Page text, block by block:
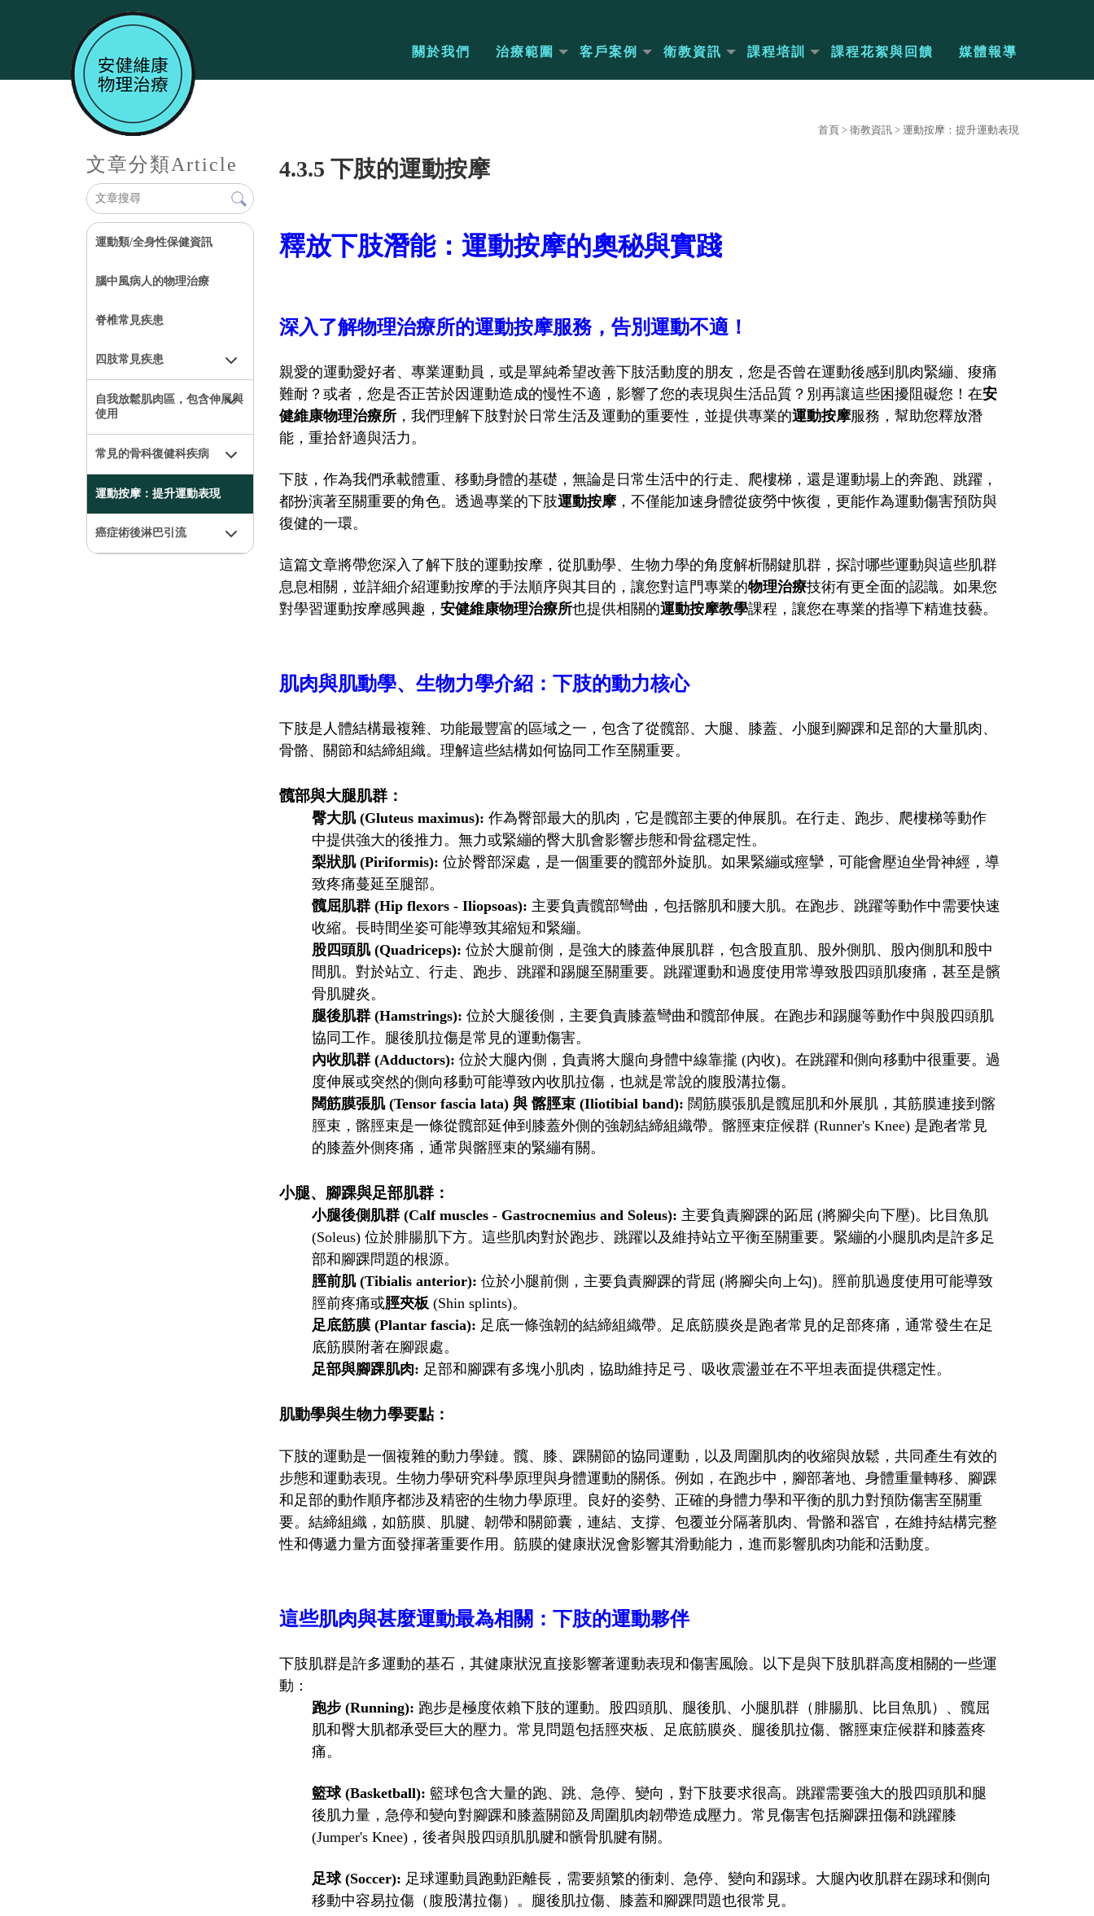
關於我們 治療範圍 客戶案例 衛教資訊 課程培訓 課程花絮與回饋 媒體報導
首頁 > 衛教資訊 > 運動按摩：提升運動表現
文章分類Article
運動類/全身性保健資訊
腦中風病人的物理治療
脊椎常見疾患
四肢常見疾患
自我放鬆肌肉區，包含伸展與
使用
常見的骨科復健科疾病
運動按摩：提升運動表現
癌症術後淋巴引流
4.3.5 下肢的運動按摩
釋放下肢潛能：運動按摩的奧秘與實踐
深入了解物理治療所的運動按摩服務，告別運動不適！
親愛的運動愛好者、專業運動員，或是單純希望改善下肢活動度的朋友，您是否曾在運動後感到肌肉緊繃、痠痛
難耐？或者，您是否正苦於因運動造成的慢性不適，影響了您的表現與生活品質？別再讓這些困擾阻礙您！在安
健維康物理治療所 ，我們理解下肢對於日常生活及運動的重要性，並提供專業的運動按摩服務，幫助您釋放潛
能，重拾舒適與活力。
下肢，作為我們承載體重、移動身體的基礎，無論是日常生活中的行走、爬樓梯，還是運動場上的奔跑、跳躍，
都扮演著至關重要的角色。透過專業的下肢運動按摩，不僅能加速身體從疲勞中恢復，更能作為運動傷害預防與
復健的一環。
這篇文章將帶您深入了解下肢的運動按摩，從肌動學、生物力學的角度解析關鍵肌群，探討哪些運動與這些肌群
息息相關，並詳細介紹運動按摩的手法順序與其目的，讓您對這門專業的物理治療技術有更全面的認識。如果您
對學習運動按摩感興趣， 安健維康物理治療所也提供相關的運動按摩教學課程，讓您在專業的指導下精進技藝。
肌肉與肌動學、生物力學介紹：下肢的動力核心
下肢是人體結構最複雜、功能最豐富的區域之一，包含了從髖部、大腿、膝蓋、小腿到腳踝和足部的大量肌肉、
骨骼、關節和結締組織。理解這些結構如何協同工作至關重要。
髖部與大腿肌群：
臀大肌 (Gluteus maximus): 作為臀部最大的肌肉，它是髖部主要的伸展肌。在行走、跑步、爬樓梯等動作
中提供強大的後推力。無力或緊繃的臀大肌會影響步態和骨盆穩定性。
梨狀肌 (Piriformis): 位於臀部深處，是一個重要的髖部外旋肌。如果緊繃或痙攣，可能會壓迫坐骨神經，導
致疼痛蔓延至腿部。
髖屈肌群 (Hip flexors - Iliopsoas): 主要負責髖部彎曲，包括髂肌和腰大肌。在跑步、跳躍等動作中需要快速
收縮。長時間坐姿可能導致其縮短和緊繃。
股四頭肌 (Quadriceps): 位於大腿前側，是強大的膝蓋伸展肌群，包含股直肌、股外側肌、股內側肌和股中
間肌。對於站立、行走、跑步、跳躍和踢腿至關重要。跳躍運動和過度使用常導致股四頭肌痠痛，甚至是髕
骨肌腱炎。
腿後肌群 (Hamstrings): 位於大腿後側，主要負責膝蓋彎曲和髖部伸展。在跑步和踢腿等動作中與股四頭肌
協同工作。腿後肌拉傷是常見的運動傷害。
內收肌群 (Adductors): 位於大腿內側，負責將大腿向身體中線靠攏 (內收)。在跳躍和側向移動中很重要。過
度伸展或突然的側向移動可能導致內收肌拉傷，也就是常說的腹股溝拉傷。
闊筋膜張肌 (Tensor fascia lata) 與 髂脛束 (Iliotibial band): 闊筋膜張肌是髖屈肌和外展肌，其筋膜連接到髂
脛束，髂脛束是一條從髖部延伸到膝蓋外側的強韌結締組織帶。髂脛束症候群 (Runner's Knee) 是跑者常見
的膝蓋外側疼痛，通常與髂脛束的緊繃有關。
小腿、腳踝與足部肌群：
小腿後側肌群 (Calf muscles - Gastrocnemius and Soleus): 主要負責腳踝的跖屈 (將腳尖向下壓)。比目魚肌
(Soleus) 位於腓腸肌下方。這些肌肉對於跑步、跳躍以及維持站立平衡至關重要。緊繃的小腿肌肉是許多足
部和腳踝問題的根源。
脛前肌 (Tibialis anterior): 位於小腿前側，主要負責腳踝的背屈 (將腳尖向上勾)。脛前肌過度使用可能導致
脛前疼痛或脛夾板 (Shin splints)。
足底筋膜 (Plantar fascia): 足底一條強韌的結締組織帶。足底筋膜炎是跑者常見的足部疼痛，通常發生在足
底筋膜附著在腳跟處。
足部與腳踝肌肉: 足部和腳踝有多塊小肌肉，協助維持足弓、吸收震盪並在不平坦表面提供穩定性。
肌動學與生物力學要點：
下肢的運動是一個複雜的動力學鏈。髖、膝、踝關節的協同運動，以及周圍肌肉的收縮與放鬆，共同產生有效的
步態和運動表現。生物力學研究科學原理與身體運動的關係。例如，在跑步中，腳部著地、身體重量轉移、腳踝
和足部的動作順序都涉及精密的生物力學原理。良好的姿勢、正確的身體力學和平衡的肌力對預防傷害至關重
要。結締組織，如筋膜、肌腱、韌帶和關節囊，連結、支撐、包覆並分隔著肌肉、骨骼和器官，在維持結構完整
性和傳遞力量方面發揮著重要作用。筋膜的健康狀況會影響其滑動能力，進而影響肌肉功能和活動度。
這些肌肉與甚麼運動最為相關：下肢的運動夥伴
下肢肌群是許多運動的基石，其健康狀況直接影響著運動表現和傷害風險。以下是與下肢肌群高度相關的一些運
動：
跑步 (Running): 跑步是極度依賴下肢的運動。股四頭肌、腿後肌、小腿肌群（腓腸肌、比目魚肌）、髖屈
肌和臀大肌都承受巨大的壓力。常見問題包括脛夾板、足底筋膜炎、腿後肌拉傷、髂脛束症候群和膝蓋疼
痛。
籃球 (Basketball): 籃球包含大量的跑、跳、急停、變向，對下肢要求很高。跳躍需要強大的股四頭肌和腿
後肌力量，急停和變向對腳踝和膝蓋關節及周圍肌肉韌帶造成壓力。常見傷害包括腳踝扭傷和跳躍膝
(Jumper's Knee)，後者與股四頭肌肌腱和髕骨肌腱有關。
足球 (Soccer): 足球運動員跑動距離長，需要頻繁的衝刺、急停、變向和踢球。大腿內收肌群在踢球和側向
移動中容易拉傷（腹股溝拉傷）。腿後肌拉傷、膝蓋和腳踝問題也很常見。